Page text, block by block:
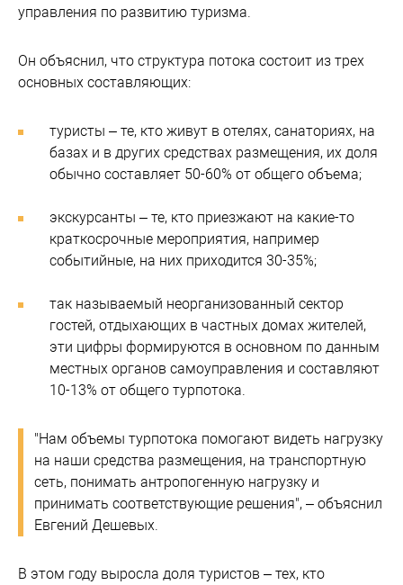
управления по развитию туризма.
Он объяснил, что структура потока состоит из трех
основных составляющих:
туристы – те, кто живут в отелях, санаториях, на
базах и в других средствах размещения, их доля
обычно составляет 50-60% от общего объема;
экскурсанты – те, кто приезжают на какие-то
краткосрочные мероприятия, например
событийные, на них приходится 30-35%;
так называемый неорганизованный сектор
гостей, отдыхающих в частных домах жителей,
эти цифры формируются в основном по данным
местных органов самоуправления и составляют
10-13% от общего турпотока.
"Нам объемы турпотока помогают видеть нагрузку
на наши средства размещения, на транспортную
сеть, понимать антропогенную нагрузку и
принимать соответствующие решения", – объяснил
Евгений Дешевых.
В этом году выросла доля туристов – тех, кто